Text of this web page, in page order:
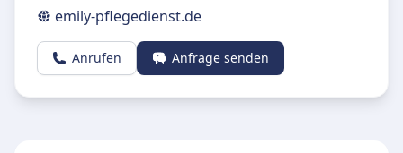
emily-pflegedienst.de
Anrufen Anfrage senden